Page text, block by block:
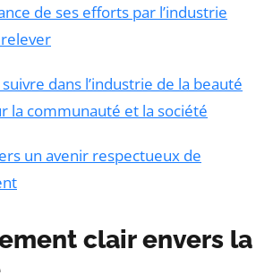
de ses efforts par l’industrie
dans l’industrie de la beauté
la communauté et la société
un avenir respectueux de
clair envers la